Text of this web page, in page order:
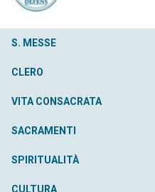
S. MESSE
CLERO
VITA CONSACRATA
SACRAMENTI
SPIRITUALITÀ
CULTURA